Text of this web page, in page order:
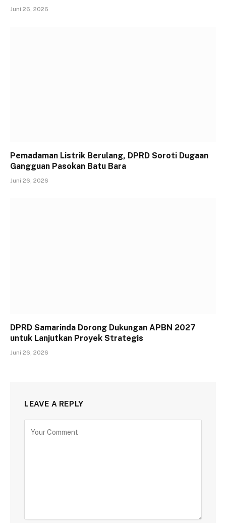
Juni 26, 2026
Pemadaman Listrik Berulang, DPRD Soroti Dugaan
Gangguan Pasokan Batu Bara
Juni 26, 2026
DPRD Samarinda Dorong Dukungan APBN 2027
untuk Lanjutkan Proyek Strategis
Juni 26, 2026
LEAVE A REPLY